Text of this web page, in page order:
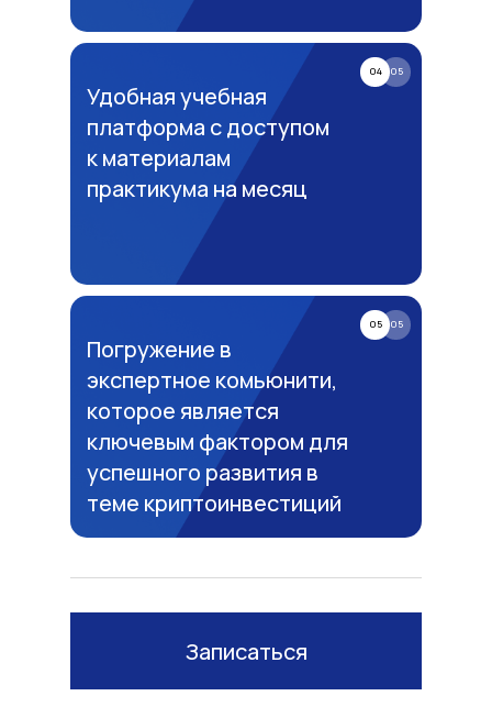
Записаться
Удобная учебная
платформа с доступом
к материалам
практикума на месяц
05
04
Погружение в
экспертное комьюнити,
которое является
ключевым фактором для
успешного развития в
теме криптоинвестиций
05
05